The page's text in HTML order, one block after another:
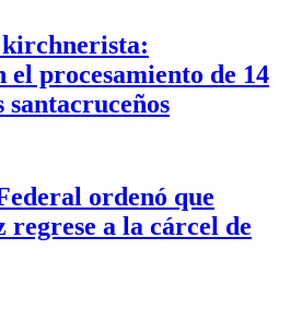
procesamiento de 14
ordenó que
regrese a la cárcel de